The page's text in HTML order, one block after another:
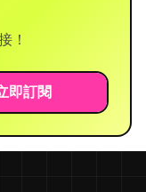
！
即訂閱